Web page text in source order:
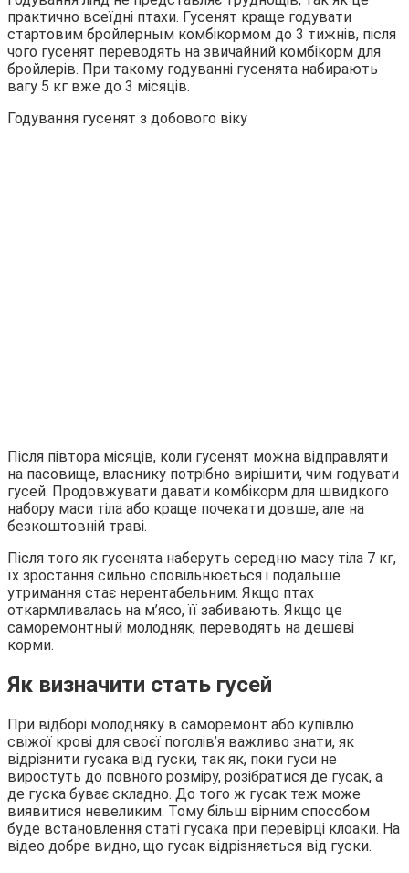
практично всеїдні птахи. Гусенят краще годувати
стартовим бройлерным комбікормом до 3 тижнів, після
чого гусенят переводять на звичайний комбікорм для
бройлерів. При такому годуванні гусенята набирають
вагу 5 кг вже до 3 місяців.
Годування гусенят з добового віку
Після півтора місяців, коли гусенят можна відправляти
на пасовище, власнику потрібно вирішити, чим годувати
гусей. Продовжувати давати комбікорм для швидкого
набору маси тіла або краще почекати довше, але на
безкоштовній траві.
Після того як гусенята наберуть середню масу тіла 7 кг,
їх зростання сильно сповільнюється і подальше
утримання стає нерентабельним. Якщо птах
откармливалась на м’ясо, її забивають. Якщо це
саморемонтный молодняк, переводять на дешеві
корми.
Як визначити стать гусей
При відборі молодняку в саморемонт або купівлю
свіжої крові для своєї поголів’я важливо знати, як
відрізнити гусака від гуски, так як, поки гуси не
виростуть до повного розміру, розібратися де гусак, а
де гуска буває складно. До того ж гусак теж може
виявитися невеликим. Тому більш вірним способом
буде встановлення статі гусака при перевірці клоаки. На
відео добре видно, що гусак відрізняється від гуски.